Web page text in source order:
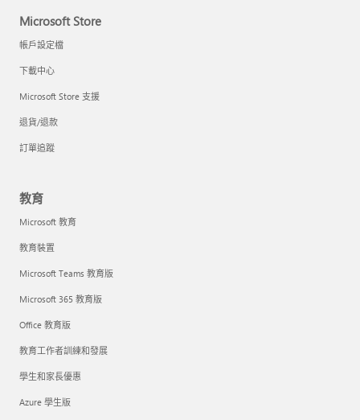
Microsoft Store
帳戶設定檔
下載中心
Microsoft Store 支援
退貨/退款
訂單追蹤
教育
Microsoft 教育
教育裝置
Microsoft Teams 教育版
Microsoft 365 教育版
Office 教育版
教育工作者訓練和發展
學生和家長優惠
Azure 學生版